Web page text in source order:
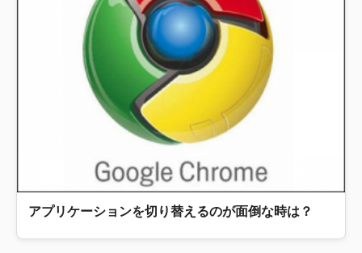
アプリケーションを切り替えるのが面倒な時は？